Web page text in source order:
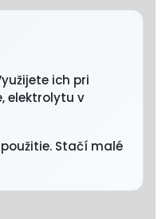
ich pri
elektrolytu v
Stačí malé